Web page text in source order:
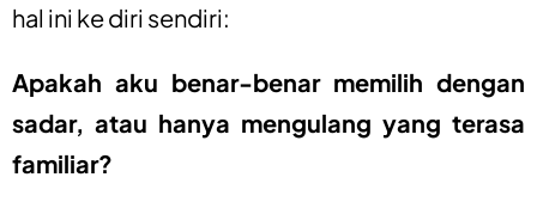
hal ini ke diri sendiri:
Apakah aku benar-benar memilih dengan
sadar, atau hanya mengulang yang terasa
familiar?